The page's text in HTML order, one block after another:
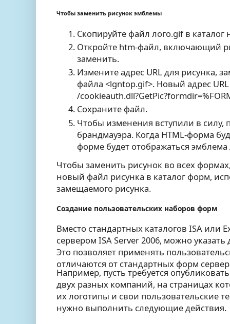
Чтобы заменить рисунок эмблемы
Скопируйте файл лого.gif в каталог
Откройте htm-файл, включающий
заменить.
Измените адрес URL для рисунка,
файла <lgntop.gif>. Новый адрес
/
Сохраните файл.
Чтобы изменения вступили в силу,
брандмауэра. Когда HTML-форма
форме будет отображаться эмблема
Чтобы заменить рисунок во всех
новый файл рисунка в каталог форм,
замещаемого рисунка.
Создание пользовательских наборов форм
Вместо стандартных каталогов ISA или
сервером ISA Server 2006, можно
Это позволяет применять
отличаются от стандартных форм
Например, пусть требуется
двух разных компаний, на страницах
их логотипы и свои пользовательские
нужно выполнить следующие действия.